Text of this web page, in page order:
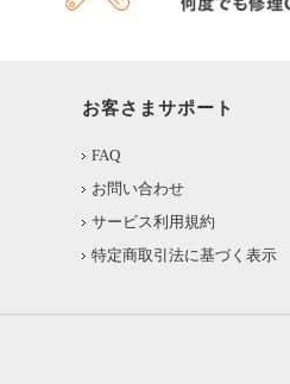
お客さまサポート
FAQ
お問い合わせ
サービス利用規約
特定商取引法に基づく表示